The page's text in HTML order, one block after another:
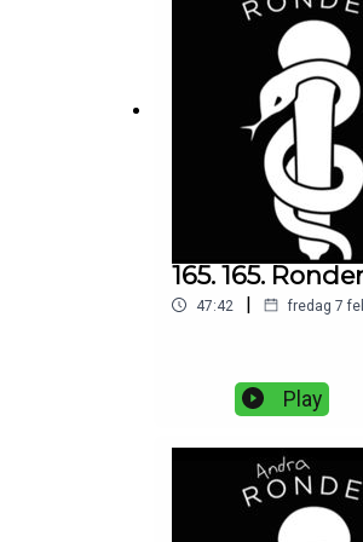
165. 165.
47:42 | fredag 7
Play